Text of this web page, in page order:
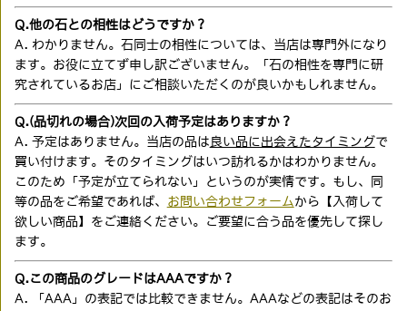
Q.他の石との相性はどうですか？
A. わかりません。石同士の相性については、当店は専門外になり
ます。お役に立てず申し訳ございません。「石の相性を専門に研
究されているお店」にご相談いただくのが良いかもしれません。
Q.(品切れの場合)次回の入荷予定はありますか？
A. 予定はありません。当店の品は 良い品に出会えたタイミングで
買い付けます。そのタイミングはいつ訪れるかはわかりません。
このため「予定が立てられない」というのが実情です。もし、同
等の品をご希望であれば、 お問い合わせフォーム から【入荷して
欲しい商品】をご連絡ください。ご要望に合う品を優先して探し
ます。
Q.この商品のグレードはAAAですか？
A. 「AAA」の表記では比較できません。AAAなどの表記はそのお